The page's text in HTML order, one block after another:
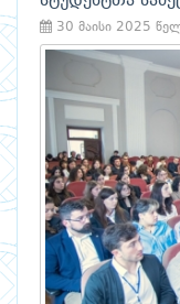
30 მაისი 2025